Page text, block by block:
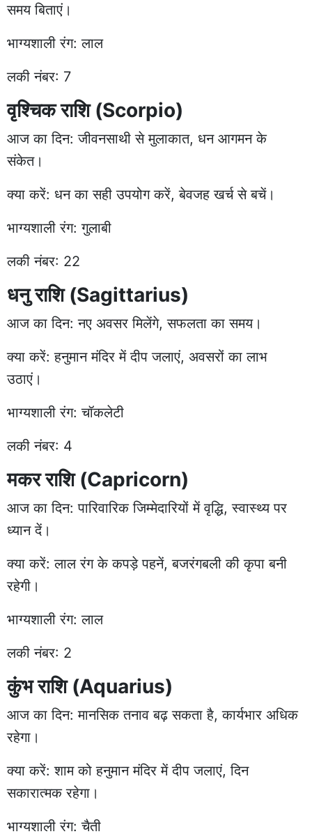
समय बिताएं।
भाग्यशाली रंग: लाल
लकी नंबर: 7
वृश्चिक राशि (Scorpio)
आज का दिन: जीवनसाथी से मुलाकात, धन आगमन के
संकेत।
क्या करें: धन का सही उपयोग करें, बेवजह खर्च से बचें।
भाग्यशाली रंग: गुलाबी
लकी नंबर: 22
धनु राशि (Sagittarius)
आज का दिन: नए अवसर मिलेंगे, सफलता का समय।
क्या करें: हनुमान मंदिर में दीप जलाएं, अवसरों का लाभ
उठाएं।
भाग्यशाली रंग: चॉकलेटी
लकी नंबर: 4
मकर राशि (Capricorn)
आज का दिन: पारिवारिक जिम्मेदारियों में वृद्धि, स्वास्थ्य पर
ध्यान दें।
क्या करें: लाल रंग के कपड़े पहनें, बजरंगबली की कृपा बनी
रहेगी।
भाग्यशाली रंग: लाल
लकी नंबर: 2
कुंभ राशि (Aquarius)
आज का दिन: मानसिक तनाव बढ़ सकता है, कार्यभार अधिक
रहेगा।
क्या करें: शाम को हनुमान मंदिर में दीप जलाएं, दिन
सकारात्मक रहेगा।
भाग्यशाली रंग: चैती